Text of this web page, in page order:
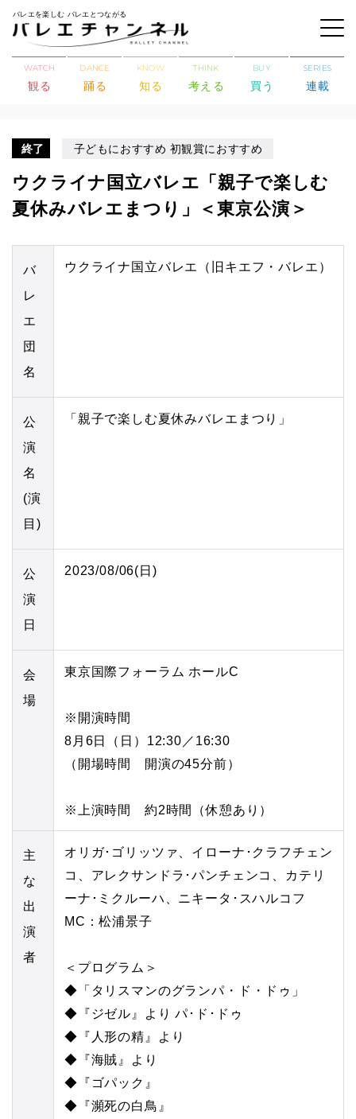
バレエを楽しむ バレエとつながる
WATCH
観る
DANCE
踊る
KNOW
知る
THINK
考える
BUY
買う
SERIES
連載
終了 子どもにおすすめ 初観賞におすすめ
ウクライナ国立バレエ「親子で楽しむ
夏休みバレエまつり」＜東京公演＞
バ
レ
エ
団
名
ウクライナ国立バレエ（旧キエフ・バレエ）
公
演
名
(演
目)
「親子で楽しむ夏休みバレエまつり」
公
演
日
2023/08/06(日)
会
場
東京国際フォーラム ホールC
※開演時間
8月6日（日）12:30／16:30
（開場時間 開演の45分前）
※上演時間 約2時間（休憩あり）
主
な
出
演
者
オリガ･ゴリッツァ、イローナ･クラフチェン
コ、アレクサンドラ･パンチェンコ、カテリ
ーナ･ミクルーハ、ニキータ･スハルコフ
MC：松浦景子
＜プログラム＞
◆「タリスマンのグランパ・ド・ドゥ」
◆『ジゼル』より パ･ド･ドゥ
◆『人形の精』より
◆『海賊』より
◆『ゴパック』
◆『瀕死の白鳥』